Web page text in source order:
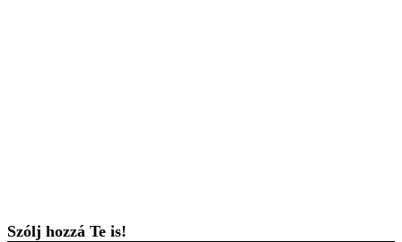
Szólj hozzá Te is!